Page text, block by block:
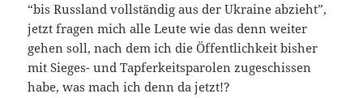
“bis Russ­land voll­stän­dig aus der Ukrai­ne abzieht”,
jetzt fra­gen mich alle Leu­te wie das denn wei­ter
gehen soll, nach dem ich die Öffent­lich­keit bis­her
mit Sieges- und Tap­fer­keits­pa­ro­len zuge­schis­sen
habe, was mach ich denn da jetzt!?